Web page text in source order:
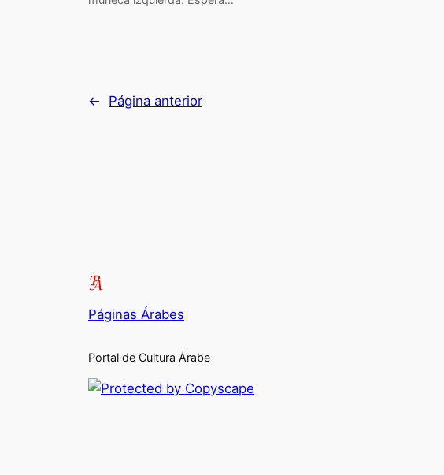
← Página anterior
Páginas Árabes
Portal de Cultura Árabe